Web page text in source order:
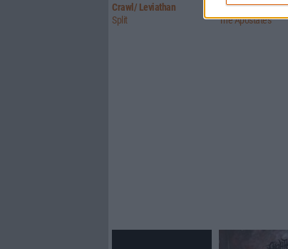
Crawl/ Leviathan
Split
Glorior Belli
The Apostates